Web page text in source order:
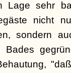
Lage sehr
nicht
sondern